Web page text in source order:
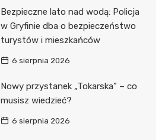
Bezpieczne lato nad wodą: Policja
w Gryfinie dba o bezpieczeństwo
turystów i mieszkańców
6 sierpnia 2026
Nowy przystanek „Tokarska” – co
musisz wiedzieć?
6 sierpnia 2026